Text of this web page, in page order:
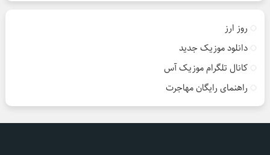
روز ارز
دانلود موزیک جدید
کانال تلگرام موزیک آس
راهنمای رایگان مهاجرت